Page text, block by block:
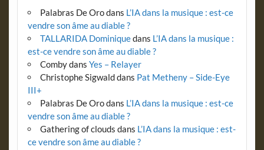
Palabras De Orodans L’IA dans la musique : est-ce
vendre son âme au diable ?
TALLARIDA Dominiquedans L’IA dans la musique :
est-ce vendre son âme au diable ?
Combydans Yes – Relayer
Christophe Sigwalddans Pat Metheny – Side-Eye
III+
Palabras De Orodans L’IA dans la musique : est-ce
vendre son âme au diable ?
Gathering of clouds dans L’IA dans la musique : est-
ce vendre son âme au diable ?